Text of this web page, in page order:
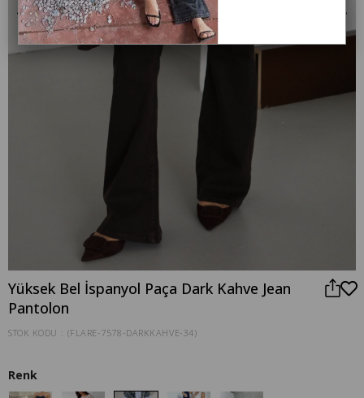
‹ ›
Yüksek Bel İspanyol Paça Dark Kahve Jean
Pantolon
STOK KODU (FLARE-7578-DARKKAHVE-34)